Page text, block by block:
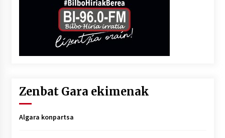
Zenbat Gara ekimenak
Algara konpartsa